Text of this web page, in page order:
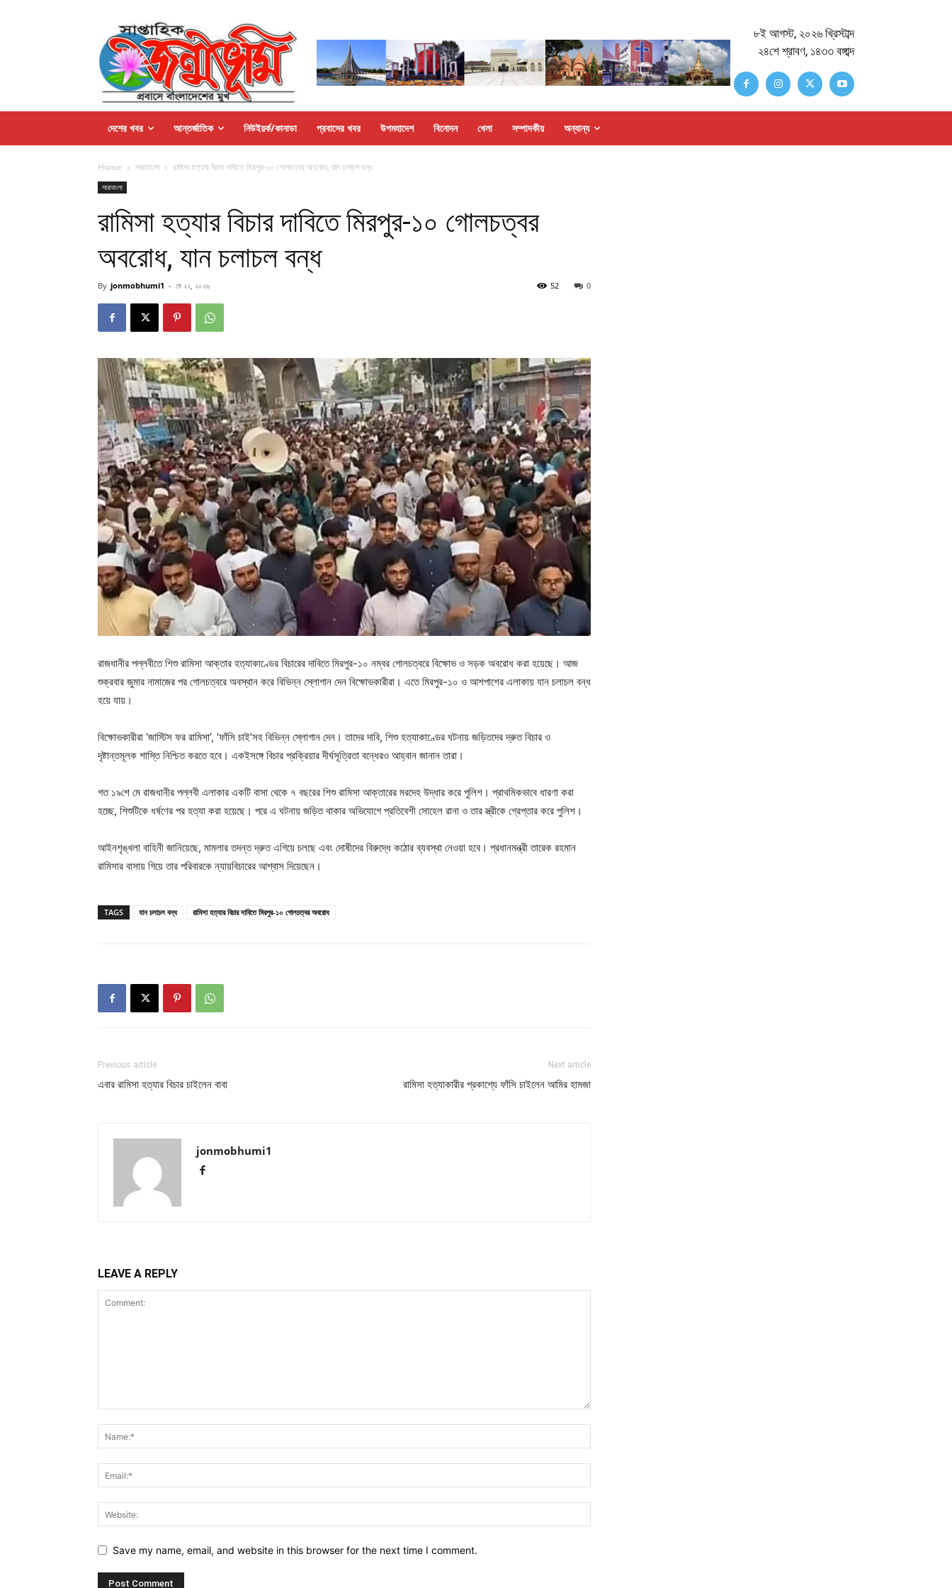
৮ই আগস্ট, ২০২৬ খ্রিস্টাব্দ
২৪শে শ্রাবণ, ১৪৩৩ বঙ্গাব্দ
দেশের খবর আন্তর্জাতিক নিউইয়র্ক/কানাডা প্রবাসের খবর উপমহাদেশ বিনোদন খেলা সম্পাদকীয় অন্যান্য
Home সারাবাংলা রামিসা হত্যার বিচার দাবিতে মিরপুর-১০ গোলচত্বর অবরোধ, যান চলাচল বন্ধ
সারাবাংলা
রামিসা হত্যার বিচার দাবিতে মিরপুর-১০ গোলচত্বর
অবরোধ, যান চলাচল বন্ধ
By jonmobhumi1 - মে ২২, ২০২৬ 0
52
রাজধানীর পল্লবীতে শিশু রামিসা আক্তার হত্যাকাণ্ডের বিচারের দাবিতে মিরপুর-১০ নম্বর গোলচত্বরে বিক্ষোভ ও সড়ক অবরোধ করা হয়েছে। আজ
শুক্রবার জুমার নামাজের পর গোলচত্বরে অবস্থান করে বিভিন্ন স্লোগান দেন বিক্ষোভকারীরা। এতে মিরপুর-১০ ও আশপাশের এলাকায় যান চলাচল বন্ধ
হয়ে যায়।
বিক্ষোভকারীরা ‘জাস্টিস ফর রামিসা’, ‘ফাঁসি চাই’সহ বিভিন্ন স্লোগান দেন। তাদের দাবি, শিশু হত্যাকাণ্ডের ঘটনায় জড়িতদের দ্রুত বিচার ও
দৃষ্টান্তমূলক শাস্তি নিশ্চিত করতে হবে। একইসঙ্গে বিচার প্রক্রিয়ার দীর্ঘসূত্রিতা বন্ধেরও আহ্বান জানান তারা।
গত ১৯শে মে রাজধানীর পল্লবী এলাকার একটি বাসা থেকে ৭ বছরের শিশু রামিসা আক্তারের মরদেহ উদ্ধার করে পুলিশ। প্রাথমিকভাবে ধারণা করা
হচ্ছে, শিশুটিকে ধর্ষণের পর হত্যা করা হয়েছে। পরে এ ঘটনায় জড়িত থাকার অভিযোগে প্রতিবেশী সোহেল রানা ও তার স্ত্রীকে গ্রেপ্তার করে পুলিশ।
আইনশৃঙ্খলা বাহিনী জানিয়েছে, মামলার তদন্ত দ্রুত এগিয়ে চলছে এবং দোষীদের বিরুদ্ধে কঠোর ব্যবস্থা নেওয়া হবে। প্রধানমন্ত্রী তারেক রহমান
রামিসার বাসায় গিয়ে তার পরিবারকে ন্যায়বিচারের আশ্বাস দিয়েছেন।
TAGS যান চলাচল বন্ধ রামিসা হত্যার বিচার দাবিতে মিরপুর-১০ গোলচত্বর অবরোধ
Previous article
এবার রামিসা হত্যার বিচার চাইলেন বাবা
Next article
রামিসা হত্যাকারীর প্রকাশ্যে ফাঁসি চাইলেন আমির হামজা
jonmobhumi1
LEAVE A REPLY
Save my name, email, and website in this browser for the next time I comment.